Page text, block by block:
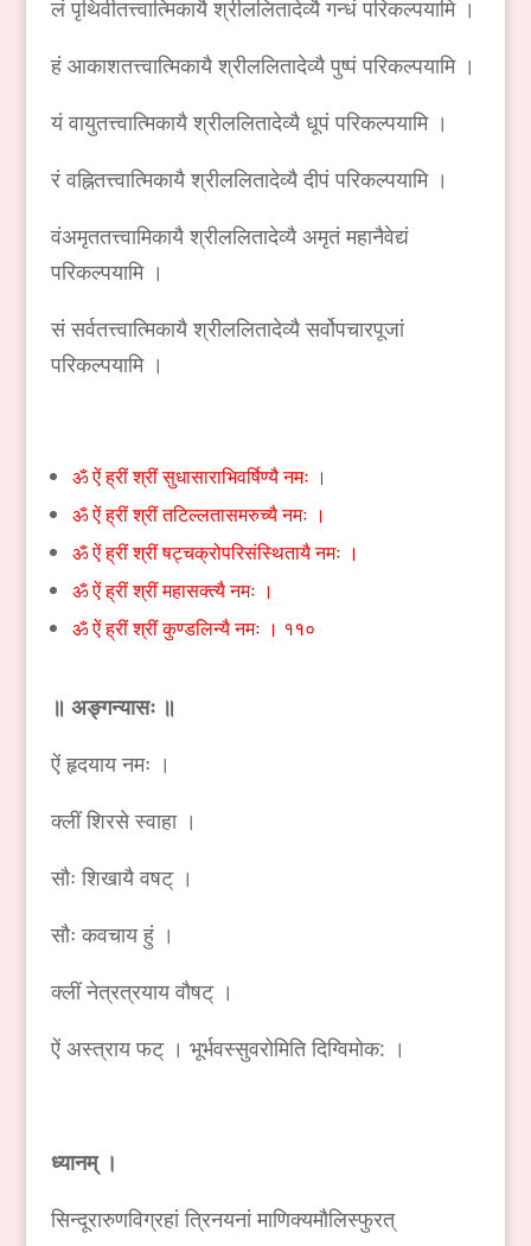
लं पृथिवीतत्त्वात्मिकायै श्रीललितादेव्यै गन्धं परिकल्पयामि ।
हं आकाशतत्त्वात्मिकायै श्रीललितादेव्यै पुष्पं परिकल्पयामि ।
यं वायुतत्त्वात्मिकायै श्रीललितादेव्यै धूपं परिकल्पयामि ।
रं वह्नितत्त्वात्मिकायै श्रीललितादेव्यै दीपं परिकल्पयामि ।
वंअमृततत्त्वामिकायै श्रीललितादेव्यै अमृतं महानैवेद्यं
परिकल्पयामि ।
सं सर्वतत्त्वात्मिकायै श्रीललितादेव्यै सर्वोपचारपूजां
परिकल्पयामि ।
ॐ ऐं ह्रीं श्रीं सुधासाराभिवर्षिण्यै नमः ।
ॐ ऐं ह्रीं श्रीं तटिल्लतासमरुच्यै नमः ।
ॐ ऐं ह्रीं श्रीं षट्चक्रोपरिसंस्थितायै नमः ।
ॐ ऐं ह्रीं श्रीं महासक्त्यै नमः ।
ॐ ऐं ह्रीं श्रीं कुण्डलिन्यै नमः । ११०
॥ अङ्गन्यासः ॥
ऐं हृदयाय नमः ।
क्लीं शिरसे स्वाहा ।
सौः शिखायै वषट् ।
सौः कवचाय हुं ।
क्लीं नेत्रत्रयाय वौषट् ।
ऐं अस्त्राय फट् । भूर्भवस्सुवरोमिति दिग्विमोक: ।
ध्यानम् ।
सिन्दूरारुणविग्रहां त्रिनयनां माणिक्यमौलिस्फुरत्